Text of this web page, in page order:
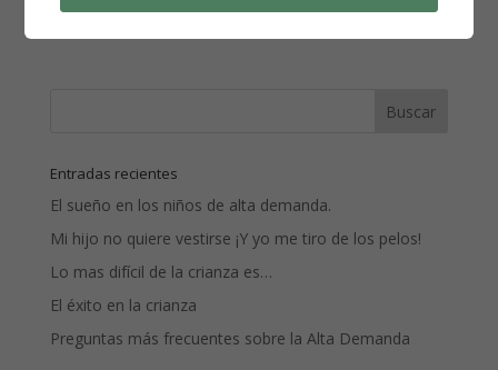
Entradas recientes
El sueño en los niños de alta demanda.
Mi hijo no quiere vestirse ¡Y yo me tiro de los pelos!
Lo mas difícil de la crianza es…
El éxito en la crianza
Preguntas más frecuentes sobre la Alta Demanda